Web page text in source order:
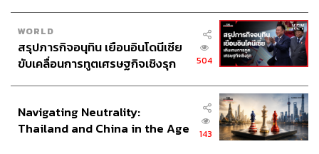
WORLD
สรุปภารกิจอนุทิน เยือนอินโดนีเซีย
ขับเคลื่อนการทูตเศรษฐกิจเชิงรุก
504
Navigating Neutrality:
Thailand and China in the Age
143